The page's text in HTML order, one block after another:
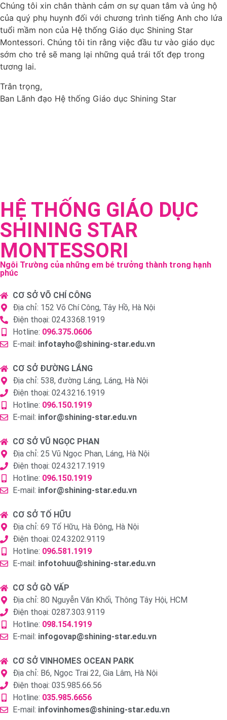
Chúng tôi xin chân thành cảm ơn sự quan tâm và ủng hộ
của quý phụ huynh đối với chương trình tiếng Anh cho lứa
tuổi mầm non của Hệ thống Giáo dục Shining Star
Montessori. Chúng tôi tin rằng việc đầu tư vào giáo dục
sớm cho trẻ sẽ mang lại những quả trái tốt đẹp trong
tương lai.
Trân trọng,
Ban Lãnh đạo Hệ thống Giáo dục Shining Star
HỆ THỐNG GIÁO DỤC
SHINING STAR
MONTESSORI
Ngôi Trường của những em bé trưởng thành trong hạnh
phúc
CƠ SỞ VÕ CHÍ CÔNG
Địa chỉ: 152 Võ Chí Công, Tây Hồ, Hà Nội
Điện thoại: 024.3368.1919
Hotline: 096.375.0606
E-mail: infotayho@shining-star.edu.vn
CƠ SỞ ĐƯỜNG LÁNG
Địa chỉ: 538, đường Láng, Láng, Hà Nội
Điện thoại: 024.3216.1919
Hotline: 096.150.1919
E-mail: infor@shining-star.edu.vn
CƠ SỞ VŨ NGỌC PHAN
Địa chỉ: 25 Vũ Ngọc Phan, Láng, Hà Nội
Điện thoại: 024.3217.1919
Hotline: 096.150.1919
E-mail: infor@shining-star.edu.vn
CƠ SỞ TỐ HỮU
Địa chỉ: 69 Tố Hữu, Hà Đông, Hà Nội
Điện thoại: 024.3202.9119
Hotline: 096.581.1919
E-mail: infotohuu@shining-star.edu.vn
CƠ SỞ GÒ VẤP
Địa chỉ: 80 Nguyễn Văn Khối, Thông Tây Hội, HCM
Điện thoại: 0287.303.9119
Hotline: 098.154.1919
E-mail: infogovap@shining-star.edu.vn
CƠ SỞ VINHOMES OCEAN PARK
Địa chỉ: B6, Ngọc Trai 22, Gia Lâm, Hà Nội
Điện thoại: 035.985.66.56
Hotline: 035.985.6656
E-mail: infovinhomes@shining-star.edu.vn